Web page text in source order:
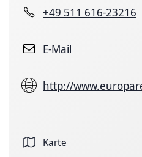
+49 511 616-23216
E-Mail
http://
Karte